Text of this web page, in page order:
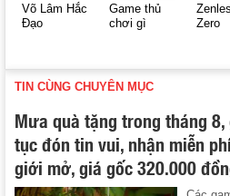
Võ Lâm Hắc
Đạo
Game thủ
chơi gì
Zero
TIN CÙNG CHUYÊN MỤC
Mưa quà tặng trong tháng
tục đón tin vui, nhận miễn
giới mở, giá gốc 320.000